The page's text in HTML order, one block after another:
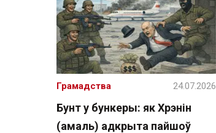
Бунт у бункеры: як Хрэнін
(амаль) адкрыта пайшоў
Грамадства 24.07.2026